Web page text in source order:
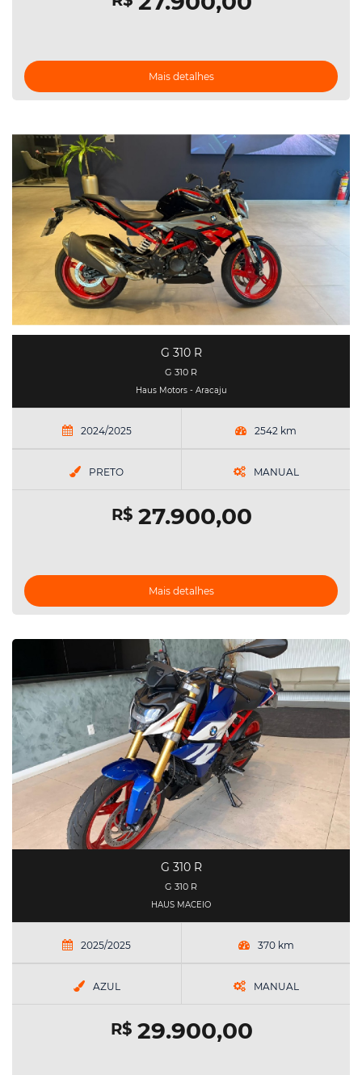
Mais detalhes
G 310 R
G 310 R
Haus Motors - Aracaju
2024/2025 2542 km
PRETO MANUAL
R$27.900,00
Mais detalhes
G 310 R
G 310 R
HAUS MACEIO
2025/2025 370 km
AZUL MANUAL
R$29.900,00